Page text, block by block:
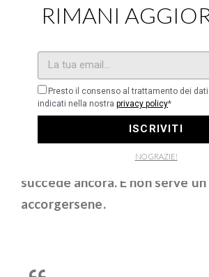
rivoluzioni. Promette bicchieri
Firenze, da parte sua, a volte
brontolare. Ma quando trova
prende per quello che è,
Massimo
succede ancora. E non serve
accorgersene.
RIMANI
Presto il consenso al trattamento dei
indicati nella nostra privacy policy*
ISCRIVITI
NO GRAZIE!